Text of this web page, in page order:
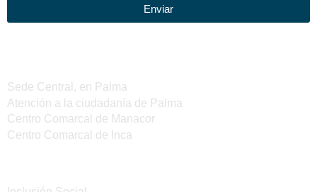
Enviar
Sede Central, en Palma
Atención a la ciudadanía de Palma
Centro Comarcal de Manacor
Centro Comarcal de Inca